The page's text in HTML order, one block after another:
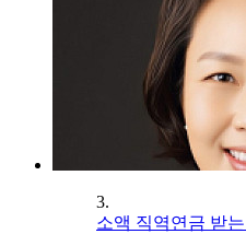
3.
소액 직역연금 받